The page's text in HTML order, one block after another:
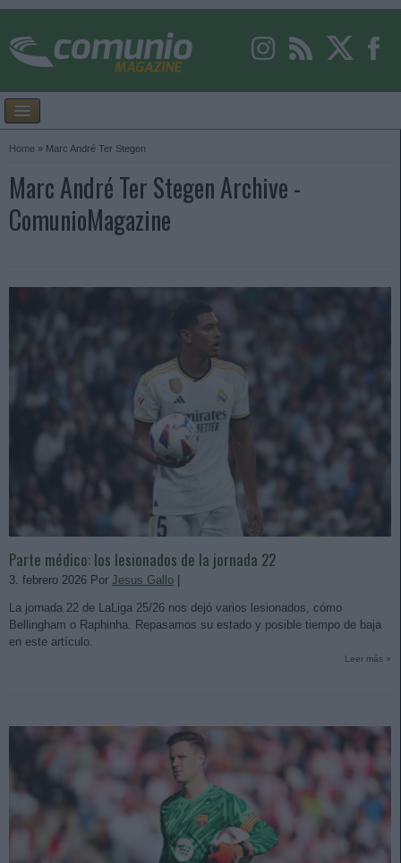
Home » Marc André Ter Stegen
Marc André Ter Stegen Archive -
ComunioMagazine
Parte médico: los lesionados de la jornada 22
3. febrero 2026 Por Jesus Gallo
La jornada 22 de LaLiga 25/26 nos dejó varios lesionados, cómo
Bellingham o Raphinha. Repasamos su estado y posible tiempo de baja
en este artículo.
Leer más »